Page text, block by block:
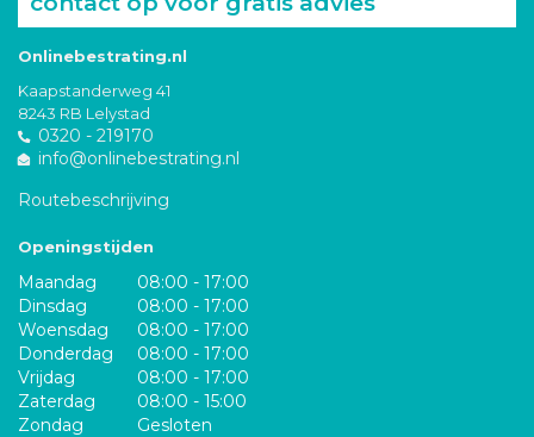
Onlinebestrating.nl
Kaapstanderweg 41
8243 RB Lelystad
0320 - 219170
info@onlinebestrating.nl
Routebeschrijving
Openingstijden
Maandag
08:00 - 17:00
Dinsdag
08:00 - 17:00
Woensdag
08:00 - 17:00
Donderdag
08:00 - 17:00
Vrijdag
08:00 - 17:00
Zaterdag
08:00 - 15:00
Zondag
Gesloten